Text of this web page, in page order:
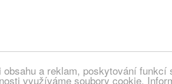
obsahu a reklam, poskytování
využíváme soubory cookie.